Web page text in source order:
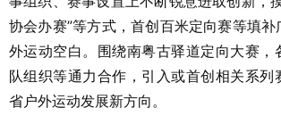
协会办赛”等方式，首创百米定向赛等填
外运动空白。围绕南粤古驿道定向大赛，
队组织等通力合作，引入或首创相关系列
省户外运动发展新方向。